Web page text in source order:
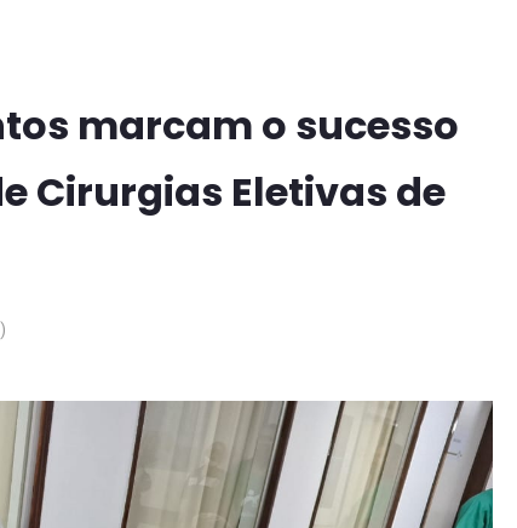
marcam o sucesso
Cirurgias Eletivas de